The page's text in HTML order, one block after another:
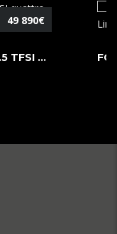
49 890€
AUDI RS 3 SPORTBACK 2.5 TFSI QUATTR ...